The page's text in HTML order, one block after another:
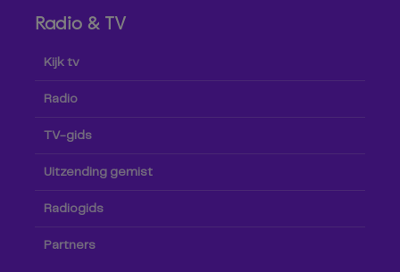
Radio & TV
Kijk tv
Radio
TV-gids
Uitzending gemist
Radiogids
Partners